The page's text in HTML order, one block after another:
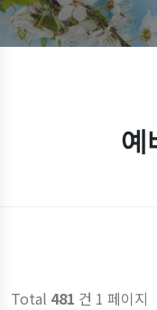
예
Total 481 건 1 페이지